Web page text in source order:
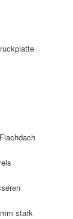
stark